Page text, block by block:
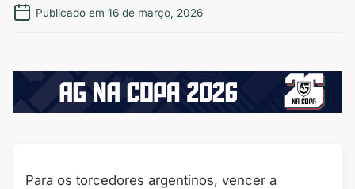
Publicado em 16 de março, 2026
Para os torcedores argentinos, vencer a